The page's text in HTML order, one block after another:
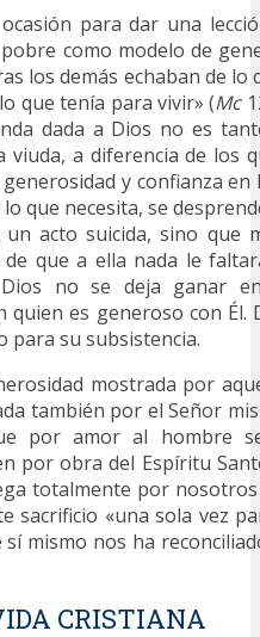
para dar una
como modelo de
los demás echaban de lo
que tenía para vivir» (Mc
dada a Dios no es
viuda, a diferencia de los
y confianza en
que necesita, se
acto suicida, sino que
que a ella nada le
no se deja ganar
quien es generoso con Él.
para su subsistencia.
mostrada por
también por el Señor
por amor al hombre
por obra del Espíritu
totalmente por
sacrificio «una sola vez
mismo nos ha
CRISTIANA